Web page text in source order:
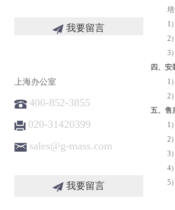
我要留言
上海办公室
400-852-3855
020-31420399
sales@g-mass.com
我要留言
1
2
3
四、 安
1
2
五、 售
1
2
3
4
5